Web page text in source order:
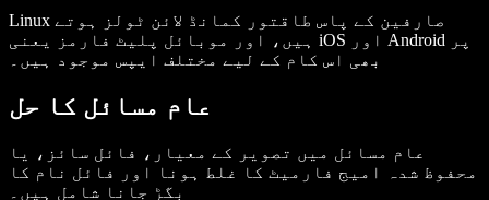
Linux صارفین کے پاس طاقتور کمانڈ لائن ٹولز ہوتے
ہیں، اور موبائل پلیٹ فارمز یعنی iOS اور Android پر
بھی اس کام کے لیے مختلف ایپس موجود ہیں۔
عام مسائل کا حل
عام مسائل میں تصویر کے معیار، فائل سائز، یا
محفوظ شدہ امیج فارمیٹ کا غلط ہونا اور فائل نام کا
بگڑ جانا شامل ہیں۔